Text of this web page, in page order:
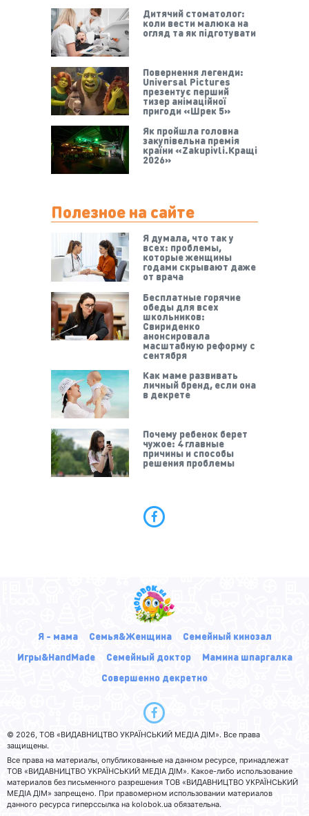
Дитячий стоматолог:
коли вести малюка на
огляд та як підготувати
Повернення легенди:
Universal Pictures
презентує перший
тизер анімаційної
пригоди «Шрек 5»
Як пройшла головна
закупівельна премія
країни «Zakupivli.Кращі
2026»
Полезное на сайте
Я думала, что так у
всех: проблемы,
которые женщины
годами скрывают даже
от врача
Бесплатные горячие
обеды для всех
школьников:
Свириденко
анонсировала
масштабную реформу с
сентября
Как маме развивать
личный бренд, если она
в декрете
Почему ребенок берет
чужое: 4 главные
причины и способы
решения проблемы
Я - мама Семья&Женщина
Семейный кинозал
Игры&HandMade
Семейный доктор
Мамина шпаргалка
Совершенно декретно
© 2026, ТОВ «ВИДАВНИЦТВО УКРАЇНСЬКИЙ МЕДІА ДІМ». Все права
защищены.
Все права на материалы, опубликованные на данном ресурсе, принадлежат
ТОВ «ВИДАВНИЦТВО УКРАЇНСЬКИЙ МЕДІА ДІМ». Какое-либо использование
материалов без письменного разрешения ТОВ «ВИДАВНИЦТВО УКРАЇНСЬКИЙ
МЕДІА ДІМ» запрещено. При правомерном использовании материалов
данного ресурса гиперссылка на kolobok.ua обязательна.